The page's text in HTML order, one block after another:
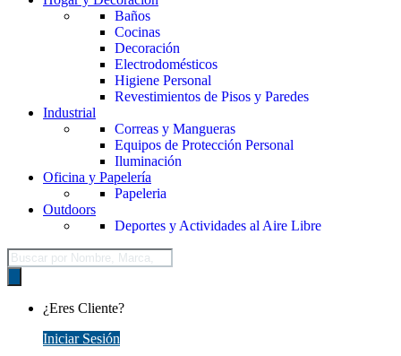
Baños
Cocinas
Decoración
Electrodomésticos
Higiene Personal
Revestimientos de Pisos y Paredes
Industrial
Correas y Mangueras
Equipos de Protección Personal
Iluminación
Oficina y Papelería
Papeleria
Outdoors
Deportes y Actividades al Aire Libre
Búsqueda
de
productos
¿Eres Cliente?
Iniciar Sesión